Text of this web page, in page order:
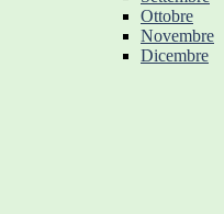
Ottobre
Novembre
Dicembre